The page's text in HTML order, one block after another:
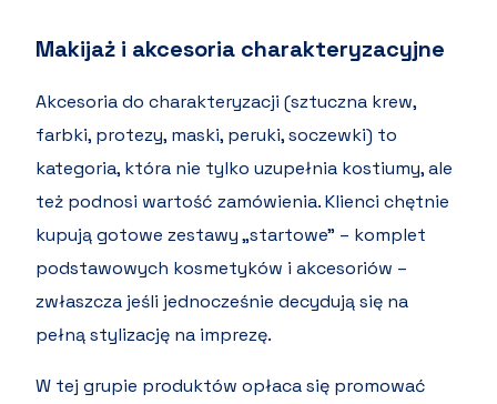
Makijaż i akcesoria charakteryzacyjne
Akcesoria do charakteryzacji (sztuczna krew,
farbki, protezy, maski, peruki, soczewki) to
kategoria, która nie tylko uzupełnia kostiumy, ale
też podnosi wartość zamówienia. Klienci chętnie
kupują gotowe zestawy „startowe” – komplet
podstawowych kosmetyków i akcesoriów –
zwłaszcza jeśli jednocześnie decydują się na
pełną stylizację na imprezę.
W tej grupie produktów opłaca się promować